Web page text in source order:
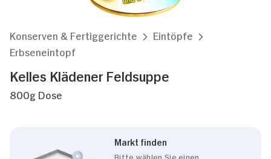
Konserven & Fertiggerichte
Eintöpfe
Erbseneintopf
Kelles Klädener Feldsuppe
800g Dose
Markt finden
Bitte wählen Sie einen